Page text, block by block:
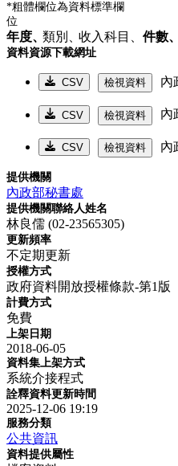
*粗體欄位為資料標準欄
位
年度、類別、收入科目、 件數、
資料資源下載網址
CSV 檢視資料 內
CSV 檢視資料 內
CSV 檢視資料 內
提供機關
內政部秘書處
提供機關聯絡人姓名
林良儒 (02-23565305)
更新頻率
不定期更新
授權方式
政府資料開放授權條款-第1版
計費方式
免費
上架日期
2018-06-05
資料集上架方式
系統介接程式
詮釋資料更新時間
2025-12-06 19:19
服務分類
公共資訊
資料提供屬性